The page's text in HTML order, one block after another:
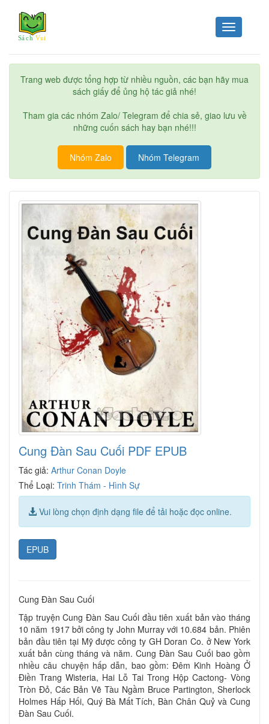
Toggle
navigation
Trang web được tổng hợp từ nhiều nguồn, các bạn hãy mua
sách giấy để ủng hộ tác giả nhé!
Tham gia các nhóm Zalo/ Telegram để chia sẻ, giao lưu về
những cuốn sách hay bạn nhé!!!
Nhóm Zalo Nhóm Telegram
Cung Đàn Sau Cuối PDF EPUB
Tác giả: Arthur Conan Doyle
Thể Loại: Trinh Thám - Hình Sự
Vui lòng chọn định dạng file để tải hoặc đọc online.
EPUB
Cung Đàn Sau Cuối
Tập truyện Cung Đàn Sau Cuối đầu tiên xuất bản vào tháng
10 năm 1917 bởi công ty John Murray với 10.684 bản. Phiên
bản đầu tiên tại Mỹ được công ty GH Doran Co. ở New York
xuất bản cùng tháng và năm. Cung Đàn Sau Cuối bao gồm
nhiều câu chuyện hấp dẫn, bao gồm: Đêm Kinh Hoàng Ở
Điền Trang Wisteria, Hai Lỗ Tai Trong Hộp Cactong- Vòng
Tròn Đỏ, Các Bản Vẽ Tàu Ngầm Bruce Partington, Sherlock
Holmes Hấp Hối, Quý Bà Mất Tích, Bàn Chân Quỷ và Cung
Đàn Sau Cuối.